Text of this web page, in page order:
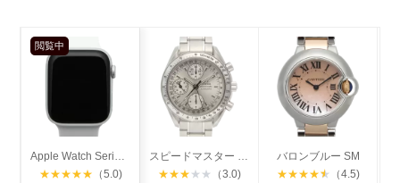
閲覧中
Apple Watch Series 4 GPS 44mm
★★★★★ （5.0)
スピードマスター トリプルカレンダー
★★★ ★ ★ （3.0)
バロンブルー SM
★★★★★ （4.5)